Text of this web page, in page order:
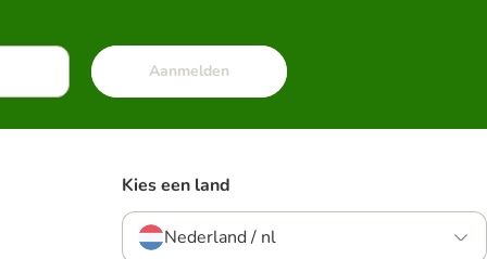
Aanmelden
Kies een land
Nederland / nl